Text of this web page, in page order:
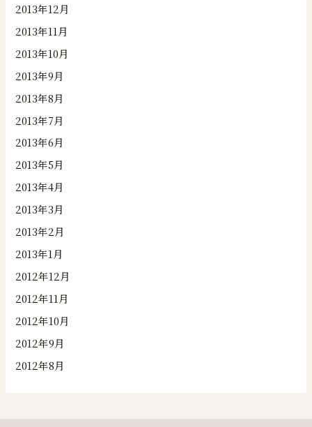
2013年12月
2013年11月
2013年10月
2013年9月
2013年8月
2013年7月
2013年6月
2013年5月
2013年4月
2013年3月
2013年2月
2013年1月
2012年12月
2012年11月
2012年10月
2012年9月
2012年8月